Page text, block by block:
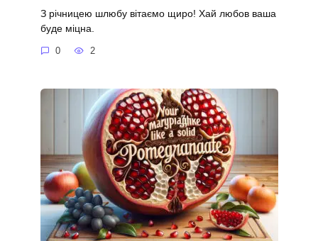
З річницею шлюбу вітаємо щиро! Хай любов ваша
буде міцна.
0 2